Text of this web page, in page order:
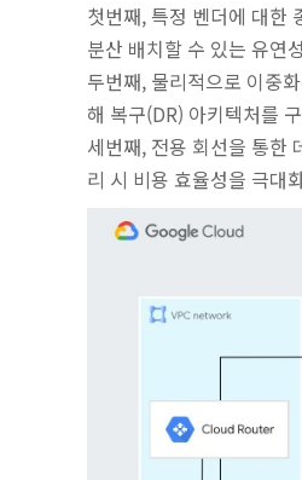
첫번째, 특정 벤더에 대한
분산 배치할 수 있는 유연
두번째, 물리적으로 이중
해 복구(DR) 아키텍처를
세번째, 전용 회선을 통한
리 시 비용 효율성을 극대